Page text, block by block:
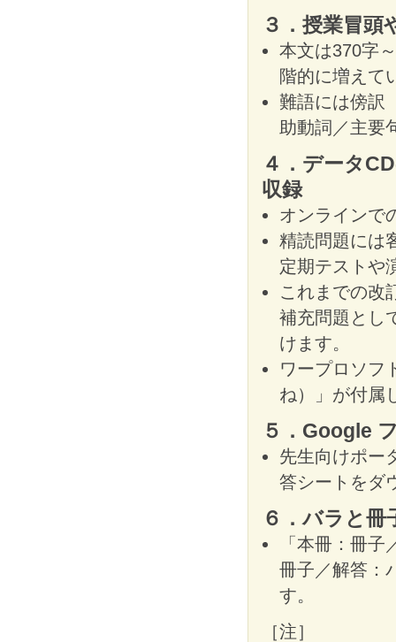
３．授業冒頭
本文は370字
階的に増えて
難語には傍訳
助動詞／主要
４．データ
収録
オンラインで
精読問題には
定期テストや
これまでの改
補充問題とし
けます。
ワープロソフ
ね）」が付属
５．Google
先生向けポー
答シートをダ
６．バラと
「本冊：冊
冊子／解答：
す。
［注］